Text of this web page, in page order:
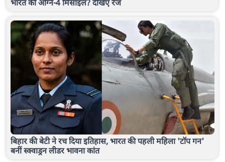
भारत की अग्नि-4 मिसाइल? देखिए रेंज
बिहार की बेटी ने रच दिया इतिहास, भारत की पहली महिला 'टॉप गन'
बनीं स्क्वाड्रन लीडर भावना कांत